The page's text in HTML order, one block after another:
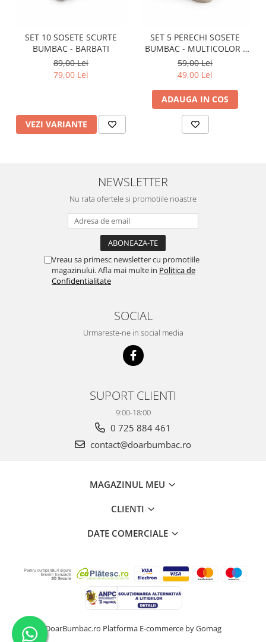
SET 10 SOSETE SCURTE
BUMBAC - BARBATI
89,00 Lei
79,00 Lei
VEZI VARIANTE
SET 5 PERECHI SOSETE
BUMBAC - MULTICOLOR -
DAMA
59,00 Lei
49,00 Lei
ADAUGA IN COS
NEWSLETTER
Nu rata ofertele si promotiile noastre
Vreau sa primesc newsletter cu promotiile
magazinului. Afla mai multe in Politica de
Confidentialitate
SOCIAL
Urmareste-ne in social media
SUPORT CLIENTI
9:00-18:00
0 725 884 461
contact@doarbumbac.ro
MAGAZINUL MEU
CLIENTI
DATE COMERCIALE
DoarBumbac.ro Platforma E-commerce by Gomag